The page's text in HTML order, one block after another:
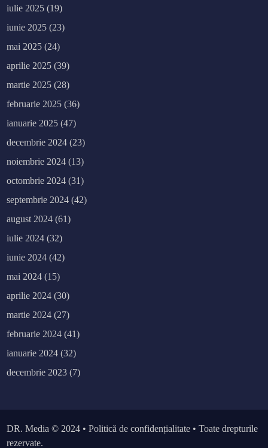
iulie 2025 (19)
iunie 2025 (23)
mai 2025 (24)
aprilie 2025 (39)
martie 2025 (28)
februarie 2025 (36)
ianuarie 2025 (47)
decembrie 2024 (23)
noiembrie 2024 (13)
octombrie 2024 (31)
septembrie 2024 (42)
august 2024 (61)
iulie 2024 (32)
iunie 2024 (42)
mai 2024 (15)
aprilie 2024 (30)
martie 2024 (27)
februarie 2024 (41)
ianuarie 2024 (32)
decembrie 2023 (7)
DR. Media © 2024 •Politică de confidențialitate • Toate drepturile
rezervate.